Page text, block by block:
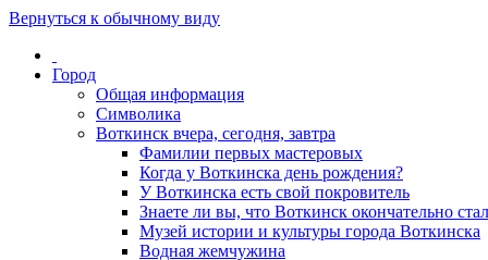
Вернуться к обычному виду
Город
Общая информация
Символика
Воткинск вчера, сегодня, завтра
Фамилии первых мастеровых
Когда у Воткинска день рождения?
У Воткинска есть свой покровитель
Знаете ли вы, что Воткинск окончательно
Музей истории и культуры города Воткинска
Водная жемчужина